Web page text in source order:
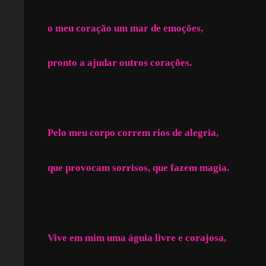
o meu coração um mar de emoções,
pronto a ajudar outros corações.
Pelo meu corpo correm rios de alegria,
que provocam sorrisos, que fazem magia.
Vive em mim uma águia livre e corajosa,